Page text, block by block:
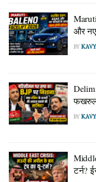
और नए
BY
फखरुल
BY
टर्न?